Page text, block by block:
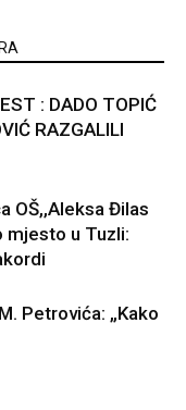
: DADO TOPIĆ
RAZGALILI
OŠ,,Aleksa Đilas
mjesto u Tuzli:
Petrovića: „Kako